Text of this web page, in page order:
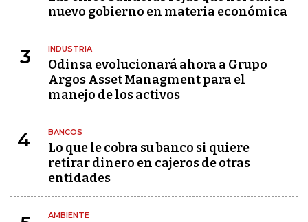
nuevo gobierno en materia económica
3 INDUSTRIA
Odinsa evolucionará ahora a Grupo
Argos Asset Managment para el
manejo de los activos
4 BANCOS
Lo que le cobra su banco si quiere
retirar dinero en cajeros de otras
entidades
AMBIENTE